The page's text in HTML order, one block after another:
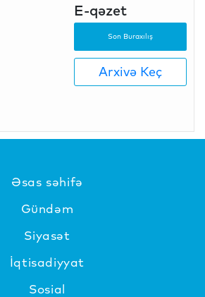
E-qəzet
Son Buraxılış
Arxivə Keç
Əsas səhifə
Gündəm
Siyasət
İqtisadiyyat
Sosial